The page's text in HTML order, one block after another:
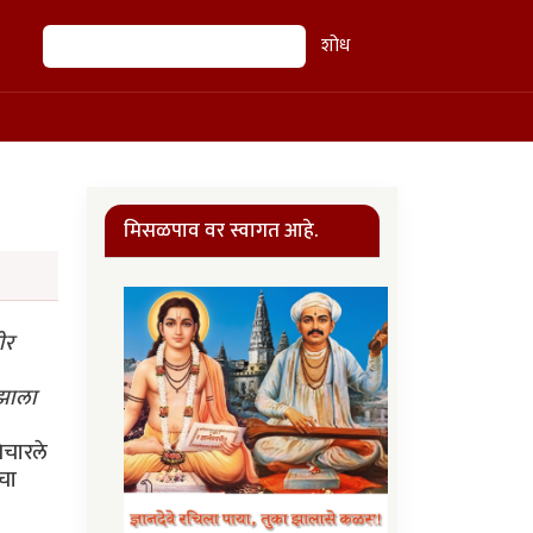
शोध शोध
आदल्याच दिवशी महमूदनी अमेरिकेने त्यांच्यावर स्वारी करण्यापूर्वी तालीबानच्या नेतृत्वाखाली अफगाणिस्तानची एक औद्योगिक देश म्हाणून चांगली प्रगती होत होती अशी निदा-ई-मिल्लत या वृत्तपत्राशी बोलताना बढाई मारली होती. आता दोघेही त्यांनी कधीही बिन लादेनची किंवा अल कायदाच्या कुठल्याही नेत्याची भेट घेतली नव्हती असे सांगून आपण त्या गांवचेच नाहीं असे दाखवत होते. पण महमूद पॉलिग्राफच्या चांचणीत वारंवार अनुत्तीर्ण झाला होता व त्यांच्या अज़ीम या मुलाने "माझ्या बाबांना बिन लादेनने अणूबाँब कसा करायच
मिसळपाव वर स्वागत आहे.